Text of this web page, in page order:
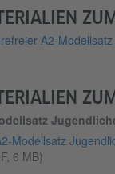
A2-Modellsatz
Modellsatz
6 MB)